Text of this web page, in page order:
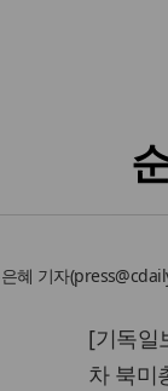
혜 기자(
[기독일
차 북미